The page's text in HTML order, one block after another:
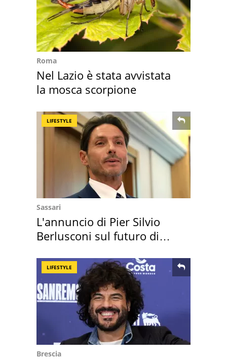
Roma
Nel Lazio è stata avvistata
la mosca scorpione
LIFESTYLE
Sassari
L'annuncio di Pier Silvio
Berlusconi sul futuro di
LIFESTYLE
Brescia